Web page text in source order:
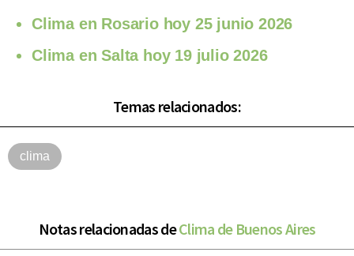
Clima en Rosario hoy 25 junio 2026
Clima en Salta hoy 19 julio 2026
Temas relacionados:
clima
Notas relacionadas deClima de Buenos Aires